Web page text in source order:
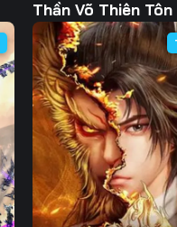
167 168
174 175
181 182
188 189
195 196
Thần Võ Thiên Tôn